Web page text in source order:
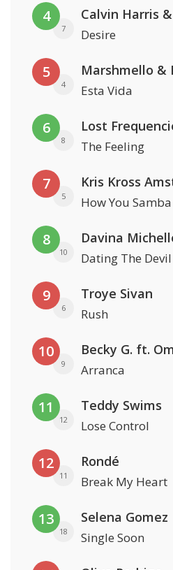
4
7
Calvin Harris
Desire
5
4
Marshmello &
Esta Vida
6
8
Lost
The Feeling
7
5 How You Samba
8
10
Davina
Dating The Devil
9
6
Troye Sivan
Rush
10
9
Becky G. ft.
Arranca
11
12
Teddy Swims
Lose Control
12
11
Rondé
Break My Heart
13
18
Selena Gomez
Single Soon